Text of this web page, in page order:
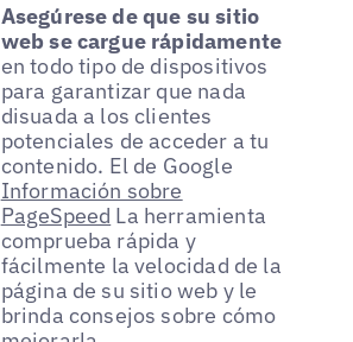
Asegúrese de que su sitio
web se cargue rápidamente
en todo tipo de dispositivos
para garantizar que nada
disuada a los clientes
potenciales de acceder a tu
contenido. El de Google
Información sobre
PageSpeed La herramienta
comprueba rápida y
fácilmente la velocidad de la
página de su sitio web y le
brinda consejos sobre cómo